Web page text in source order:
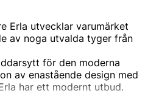
Erla utvecklar varumärket
av noga utvalda tyger från
för den moderna
av enastående design med
har ett modernt utbud.